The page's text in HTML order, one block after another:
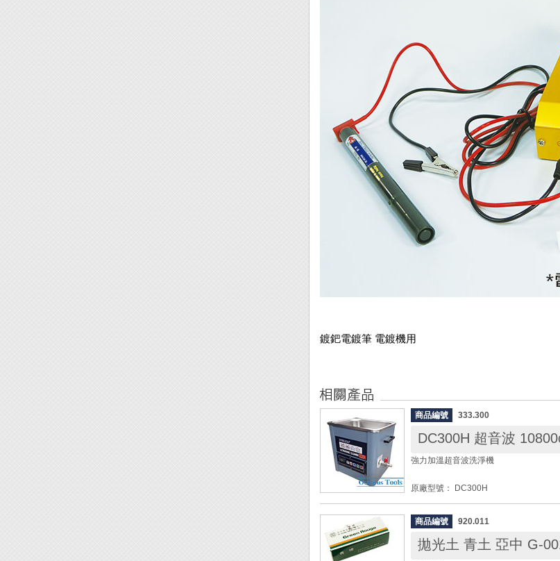
鍍鈀電鍍筆 電鍍機用
商品編號 333.300
DC300H 超音波
強力加溫超音波洗淨機
原廠型號： DC300H
電壓： 110V
洗淨槽尺寸： 300 x 240 x 150mm
外型尺寸： 330 x 285 x 330mm
洗淨槽容積： 10800cc
商品編號 920.011
拋光土 青土 亞中 G-